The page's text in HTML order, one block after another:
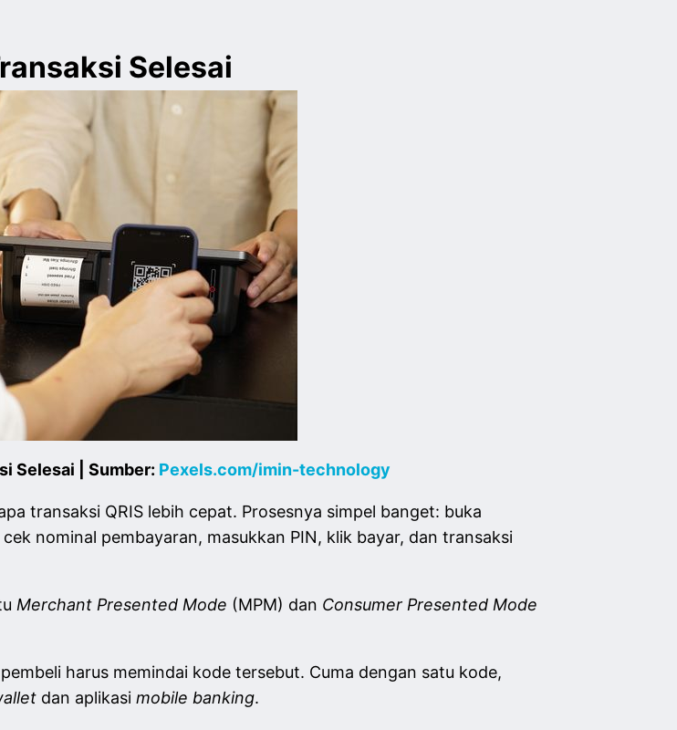
Selesai
Selesai | Sumber: Pexels.com/imin-technology
transaksi QRIS lebih cepat. Prosesnya simpel banget: buka
cek nominal pembayaran, masukkan PIN, klik bayar, dan transaksi
Merchant Presented Mode (MPM) dan Consumer Presented Mode
harus memindai kode tersebut. Cuma dengan satu kode,
dan aplikasi mobile banking.